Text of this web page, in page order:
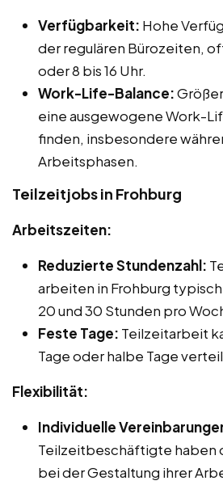
Verfügbarkeit: Hohe
der regulären Bürozeiten,
oder 8 bis 16 Uhr.
Work-Life-Balance:
eine ausgewogene Work-
finden, insbesondere
Arbeitsphasen.
Teilzeitjobs in Frohburg
Arbeitszeiten:
Reduzierte Stundenzahl:
arbeiten in Frohburg
20 und 30 Stunden pro
Feste Tage: Teilzeitarbeit
Tage oder halbe Tage
Flexibilität:
Individuelle
Teilzeitbeschäftigte haben
bei der Gestaltung ihrer